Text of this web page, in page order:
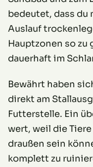
bedeutet, dass
Auslauf
Hauptzonen so
dauerhaft im
Bewährt haben
direkt am
Futterstelle. Ein
wert, weil die
draußen sein
komplett zu